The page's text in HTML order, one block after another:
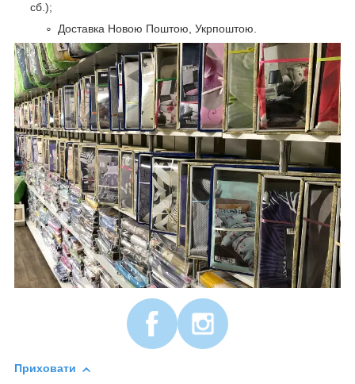
сб.);
Доставка Новою Поштою, Укрпоштою.
Приховати